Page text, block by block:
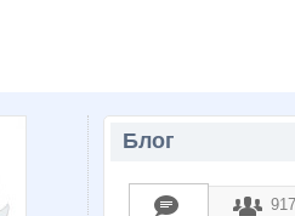
Блог
917